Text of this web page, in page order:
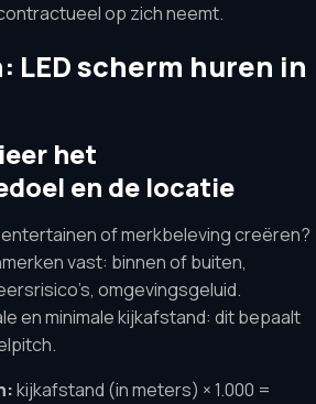
op zich neemt.
LED scherm huren in
het
en de locatie
of merkbeleving creëren?
vast: binnen of buiten,
omgevingsgeluid.
en minimale kijkafstand: dit bepaalt
kijkafstand (in meters) × 1.000 =